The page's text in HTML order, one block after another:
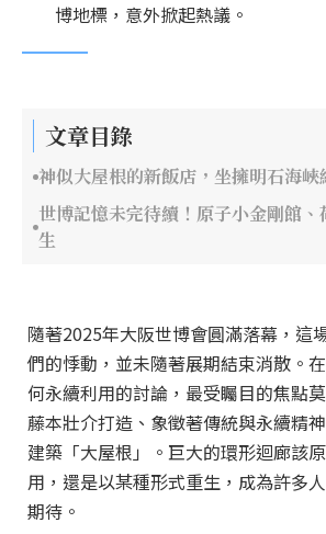
博地標，意外掀起熱議。
文章目錄
神似大屋根的新飯店，坐擁明石海
世博記憶未完待續！原子小金剛館
生
隨著2025年大阪世博會圓滿落幕，這
們的悸動，並未隨著展期結束消散。
何永續利用的討論，最受矚目的焦點
藤本壯介打造、象徵著傳統與永續精
建築「大屋根」。巨大的環形迴廊該
用，還是以某種形式重生，成為許多
期待。